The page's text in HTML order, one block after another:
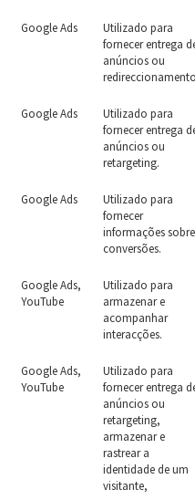
Google Ads
Utilizado para
fornecer entrega
anúncios ou
Google Ads
Utilizado para
fornecer entrega
anúncios ou
retargeting.
Google Ads
Utilizado para
fornecer
informações sobre
conversões.
Google Ads,
YouTube
Utilizado para
armazenar e
acompanhar
interacções.
Google Ads,
YouTube
Utilizado para
fornecer entrega
anúncios ou
retargeting,
armazenar e
rastrear a
identidade de um
visitante,